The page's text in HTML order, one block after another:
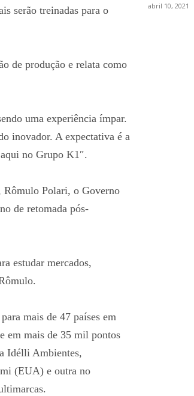
serão treinadas para o
de produção e relata como
uma experiência ímpar.
inovador. A expectativa é a
no Grupo K1″.
Rômulo Polari, o Governo
de retomada pós-
estudar mercados,
mais de 47 países em
em mais de 35 mil pontos
Idélli Ambientes,
(EUA) e outra no
abril 10, 2021